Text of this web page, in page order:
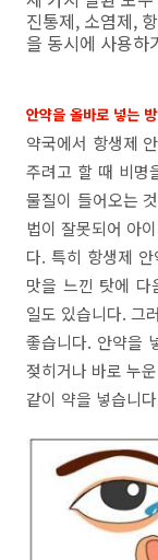
진통제, 소염제,
을 동시에 사용하
안약을 올바로 넣는
약국에서 항생제
주려고 할 때 비명
물질이 들어오는
법이 잘못되어 아
다. 특히 항생제
맛을 느낀 탓에 다
일도 있습니다. 그
좋습니다. 안약을
젖히거나 바로 누
같이 약을 넣습니